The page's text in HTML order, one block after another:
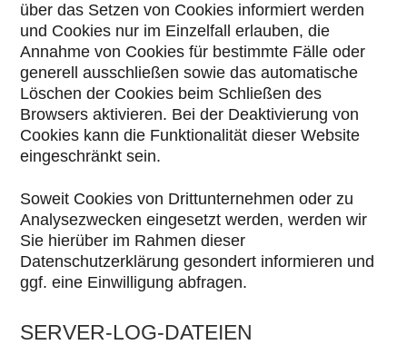
über das Setzen von Cookies informiert werden
und Cookies nur im Einzelfall erlauben, die
Annahme von Cookies für bestimmte Fälle oder
generell ausschließen sowie das automatische
Löschen der Cookies beim Schließen des
Browsers aktivieren. Bei der Deaktivierung von
Cookies kann die Funktionalität dieser Website
eingeschränkt sein.
Soweit Cookies von Drittunternehmen oder zu
Analysezwecken eingesetzt werden, werden wir
Sie hierüber im Rahmen dieser
Datenschutzerklärung gesondert informieren und
ggf. eine Einwilligung abfragen.
SERVER-LOG-DATEIEN